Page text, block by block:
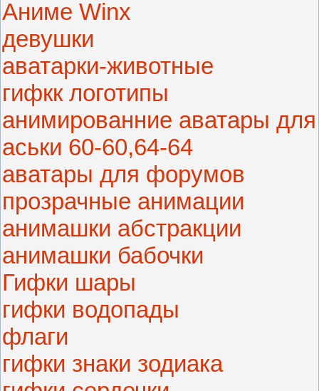
Аниме Winx
девушки
аватарки-животные
гифкк логотипы
анимированние аватары для
аськи 60-60,64-64
аватары для форумов
прозрачные анимации
анимашки абстракции
анимашки бабочки
Гифки шары
гифки водопады
флаги
гифки знаки зодиака